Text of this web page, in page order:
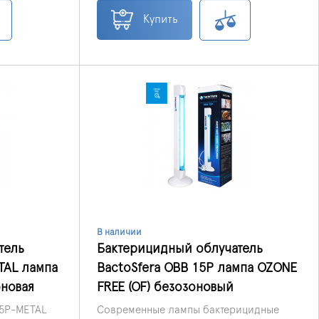
бактерицидная лампа
OBB 15P-METAL
ECOбезозоновая.
Купить
лампа
METAL
В наличии
Бактерицидный облучатель
BactoSfera OBB 15P лампа OZONE
FREE (OF) безозоновый
Современные лампы бактерицидные